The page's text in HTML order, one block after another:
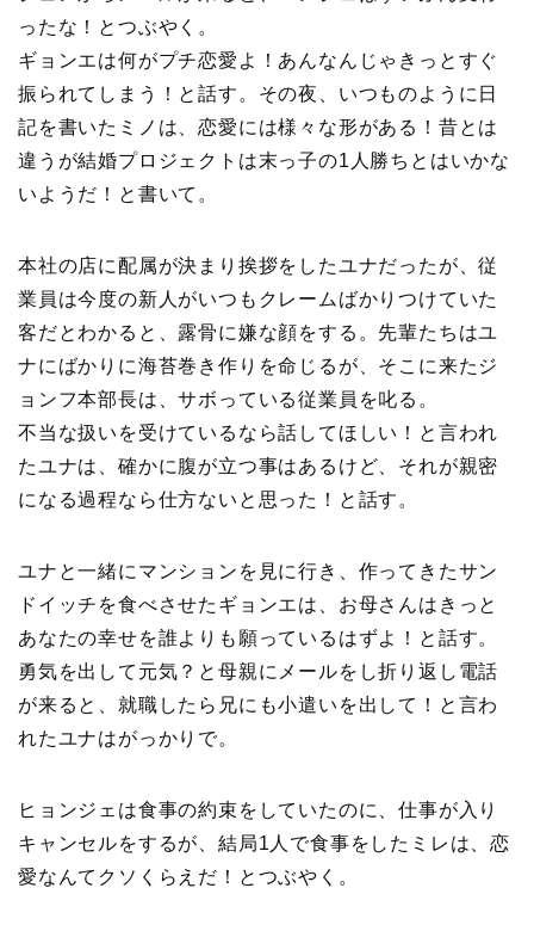
ったな！とつぶやく。
ギョンエは何がプチ恋愛よ！あんなんじゃきっとすぐ
振られてしまう！と話す。その夜、いつものように日
記を書いたミノは、恋愛には様々な形がある！昔とは
違うが結婚プロジェクトは末っ子の1人勝ちとはいかな
いようだ！と書いて。
本社の店に配属が決まり挨拶をしたユナだったが、従
業員は今度の新人がいつもクレームばかりつけていた
客だとわかると、露骨に嫌な顔をする。先輩たちはユ
ナにばかりに海苔巻き作りを命じるが、そこに来たジ
ョンフ本部長は、サボっている従業員を叱る。
不当な扱いを受けているなら話してほしい！と言われ
たユナは、確かに腹が立つ事はあるけど、それが親密
になる過程なら仕方ないと思った！と話す。
ユナと一緒にマンションを見に行き、作ってきたサン
ドイッチを食べさせたギョンエは、お母さんはきっと
あなたの幸せを誰よりも願っているはずよ！と話す。
勇気を出して元気？と母親にメールをし折り返し電話
が来ると、就職したら兄にも小遣いを出して！と言わ
れたユナはがっかりで。
ヒョンジェは食事の約束をしていたのに、仕事が入り
キャンセルをするが、結局1人で食事をしたミレは、恋
愛なんてクソくらえだ！とつぶやく。